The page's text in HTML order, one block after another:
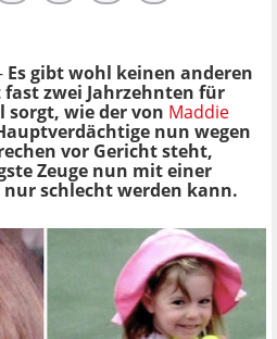
Es gibt wohl keinen anderen
zwei Jahrzehnten für
sorgt, wie der von Maddie
nun wegen
vor Gericht steht,
Zeuge nun mit einer
nur schlecht werden kann.